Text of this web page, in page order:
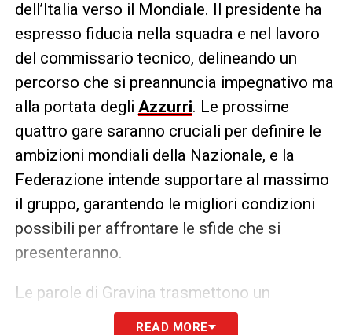
dell’Italia verso il Mondiale. Il presidente ha
espresso fiducia nella squadra e nel lavoro
del commissario tecnico, delineando un
percorso che si preannuncia impegnativo ma
alla portata degli Azzurri. Le prossime
quattro gare saranno cruciali per definire le
ambizioni mondiali della Nazionale, e la
Federazione intende supportare al massimo
il gruppo, garantendo le migliori condizioni
possibili per affrontare le sfide che si
presenteranno.
Le parole di Gravina trasmettono un
messaggio di solidità e determinazione, sia
READ MORE